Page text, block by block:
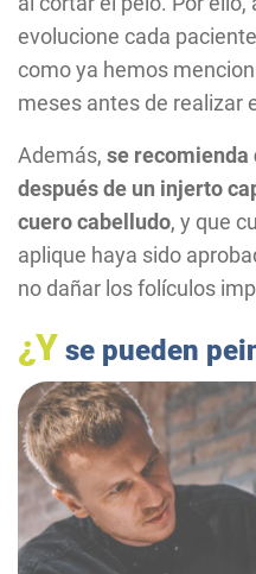
evolucione cada
como ya hemos
meses antes de realizar
Además, se recomienda
después de un injerto
cuero cabelludo, y que
aplique haya sido
no dañar los folículos
¿Y se pueden